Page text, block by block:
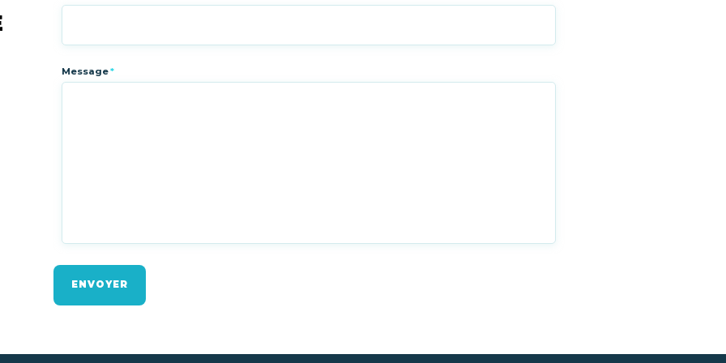
Message*
ENVOYER